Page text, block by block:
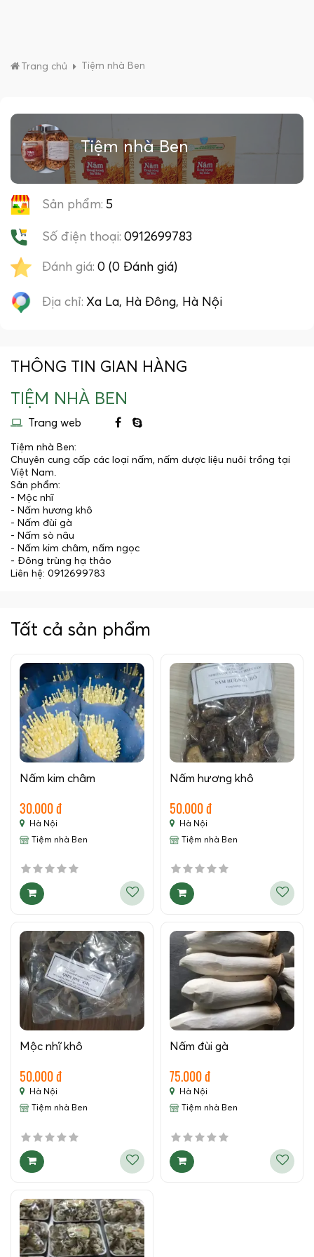
Trang chủ Tiệm nhà Ben
Tiệm nhà Ben
Sản phẩm: 5
Số điện thoại: 0912699783
Đánh giá: 0 (0 Đánh giá)
Địa chỉ: Xa La, Hà Đông, Hà Nội
THÔNG TIN GIAN HÀNG
TIỆM NHÀ BEN
Trang web
Tiệm nhà Ben:
Chuyên cung cấp các loại nấm, nấm dược liệu nuôi trồng tại
Việt Nam.
Sản phẩm:
- Mộc nhĩ
- Nấm hương khô
- Nấm đùi gà
- Nấm sò nâu
- Nấm kim châm, nấm ngọc
- Đông trùng hạ thảo
Liên hệ: 0912699783
Tất cả sản phẩm
Nấm kim châm
30.000 đ
Hà Nội
Tiệm nhà Ben
Nấm hương khô
50.000 đ
Hà Nội
Tiệm nhà Ben
Mộc nhĩ khô
50.000 đ
Hà Nội
Tiệm nhà Ben
Nấm đùi gà
75.000 đ
Hà Nội
Tiệm nhà Ben